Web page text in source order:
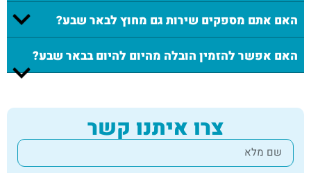
צרו איתנו קשר
האם אתם מספקים שירות גם מחוץ לבאר שבע?
האם אפשר להזמין הובלה מהיום להיום בבאר שבע?